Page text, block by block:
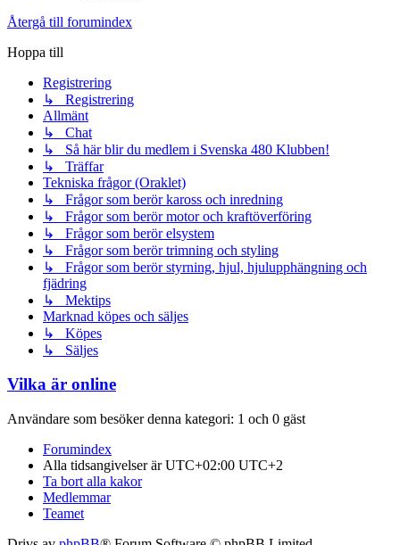
Återgå till forumindex
Hoppa till
Registrering
↳ Registrering
Allmänt
↳ Chat
↳ Så här blir du medlem i Svenska 480 Klubben!
↳ Träffar
Tekniska frågor (Oraklet)
↳ Frågor som berör kaross och inredning
↳ Frågor som berör motor och kraftöverföring
↳ Frågor som berör elsystem
↳ Frågor som berör trimning och styling
↳ Frågor som berör styrning, hjul, hjulupphängning och
fjädring
↳ Mektips
Marknad köpes och säljes
↳ Köpes
↳ Säljes
Vilka är online
Användare som besöker denna kategori: 1 och 0 gäst
Forumindex
Alla tidsangivelser är UTC+02:00 UTC+2
Ta bort alla kakor
Medlemmar
Teamet